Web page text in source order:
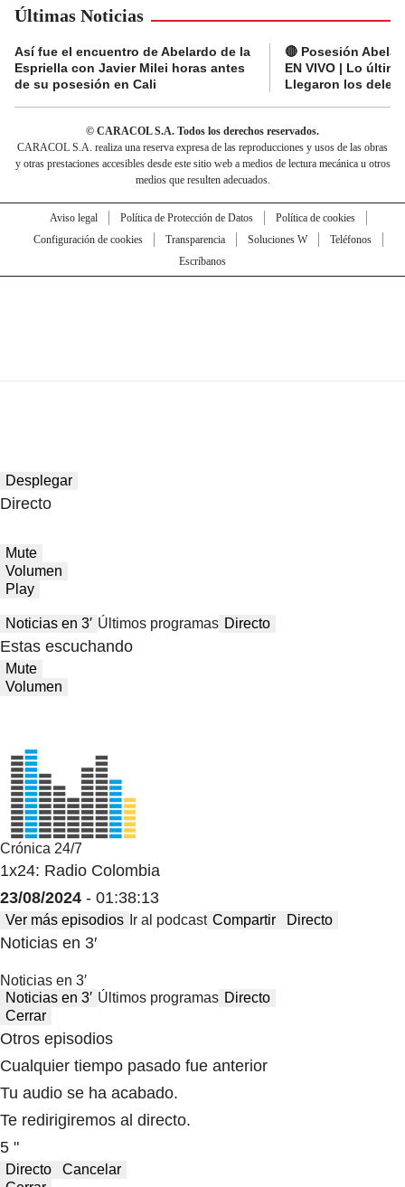
Últimas Noticias
Así fue el encuentro de Abelardo de la
Espriella con Javier Milei horas antes
de su posesión en Cali
🔴 Posesión
EN VIVO | Lo
Llegaron los
© CARACOL S.A. Todos los derechos reservados.
CARACOL S.A. realiza una reserva expresa de las reproducciones y usos de las obras
y otras prestaciones accesibles desde este sitio web a medios de lectura mecánica u otros
medios que resulten adecuados.
Aviso legal Política de Protección de Datos
Política de cookies
Configuración de cookies
Transparencia Soluciones W
Teléfonos
Escríbanos
Desplegar
Directo
Mute
Volumen
Play
Noticias en 3′ Últimos programas Directo
Estas escuchando
Mute
Volumen
Crónica 24/7
1x24: Radio Colombia
23/08/2024 - 01:38:13
Ver más episodios Ir al podcast Compartir Directo
Noticias en 3′
Noticias en 3′
Noticias en 3′ Últimos programas Directo
Cerrar
Otros episodios
Cualquier tiempo pasado fue anterior
Tu audio se ha acabado.
Te redirigiremos al directo.
5 "
Directo
Cancelar